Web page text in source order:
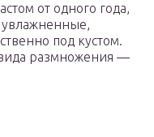
от одного года,
увлажненные,
под кустом.
размножения —